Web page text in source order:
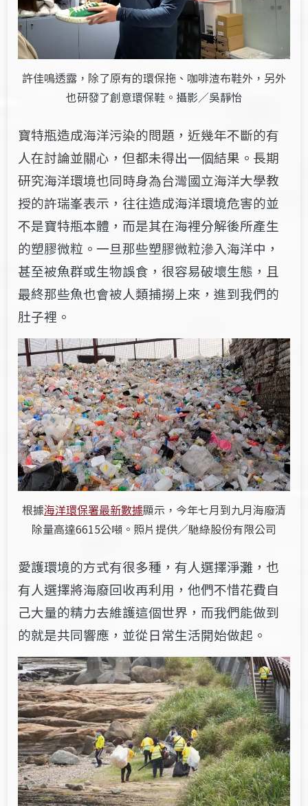
許佳鳴透露，除了原有的環保拖、咖啡渣布鞋外，另外
也研發了創意環保鞋。攝影／吳靜怡
寶特瓶造成海洋污染的問題，近幾年不斷的有
人在討論並關心，但都未得出一個結果。長期
研究海洋環境也同時身為台灣國立海洋大學教
授的許瑞峯表示，往往造成海洋環境危害的並
不是寶特瓶本體，而是其在海裡分解後所產生
的塑膠微粒。一旦那些塑膠微粒滲入海洋中，
甚至被魚群或生物誤食，很容易破壞生態，且
最終那些魚也會被人類捕撈上來，進到我們的
肚子裡。
根據海洋環保署最新數據顯示，今年七月到九月海廢清
除量高達6615公噸。照片提供／馳綠股份有限公司
愛護環境的方式有很多種，有人選擇淨灘，也
有人選擇將海廢回收再利用，他們不惜花費自
己大量的精力去維護這個世界，而我們能做到
的就是共同響應，並從日常生活開始做起。